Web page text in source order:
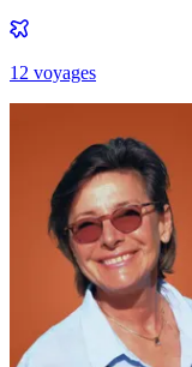
12 voyages